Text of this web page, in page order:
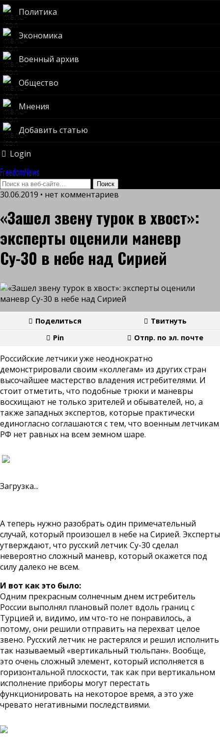
Политика
Экономика
Военный архив
Общество
Мнения
Добавить статью
Login
FreedomNews
30.06.2019 • нет комментариев
«Зашел звену турок в хвост»:
эксперты оценили маневр
Су-30 в небе над Сирией
Поделиться
Твитнуть
Pin
Отпр. по эл. почте
Российские летчики уже неоднократно
демонстрировали своим «коллегам» из других стран
высочайшее мастерство владения истребителями. И
стоит отметить, что подобные трюки и маневры
восхищают не только зрителей и обывателей, но, а
также западных экспертов, которые практически
единогласно соглашаются с тем, что военным летчикам
РФ нет равных на всем земном шаре.
Загрузка...
А теперь нужно разобрать один примечательный
случай, который произошел в небе на Сирией. Эксперты
утверждают, что русский летчик Су-30 сделал
невероятно сложный маневр, который окажется под
силу далеко не всем.
И вот как это было:
Одним прекрасным солнечным днем истребитель
России выполнял плановый полет вдоль границ с
Турцией и, видимо, им что-то не понравилось, а
потому, они решили отправить на перехват целое
звено. Русский летчик не растерялся и решил исполнить
так называемый «вертикальный тюльпан». Вообще,
это очень сложный элемент, который исполняется в
горизонтальной плоскости, так как при вертикальном
исполнение приборы могут перестать
функционировать на некоторое время, а это уже
чревато негативными последствиями.